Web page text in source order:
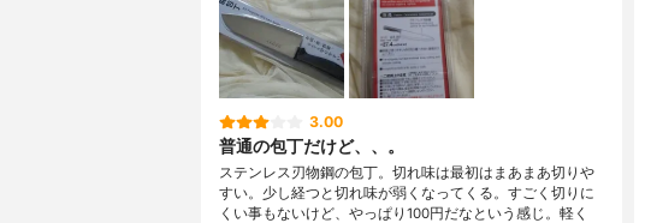
3.00
普通の包丁だけど、、。
ステンレス刃物鋼の包丁。切れ味は最初はまあまあ切りや
すい。少し経つと切れ味が弱くなってくる。すごく切りに
くい事もないけど、やっぱり100円だなという感じ。軽く